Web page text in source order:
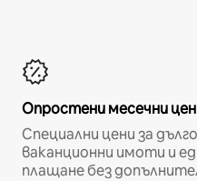
Опростени месечни
Специални цени за
ваканционни имоти и
плащане без